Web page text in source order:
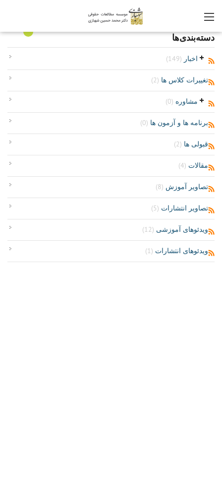
دسته‌بندی‌ها
اخبار (149)
تغییرات کلاس ها (2)
مشاوره (0)
برنامه ها و آزمون ها (0)
قبولی ها (2)
مقالات (4)
تصاویر آموزش (8)
تصاویر انتشارات (5)
ویدئوهای آموزشی (12)
ویدئوهای انتشارات (1)